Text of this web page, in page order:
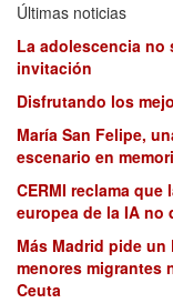
Últimas noticias
La adolescencia
invitación
Disfrutando los
María San Felipe,
escenario en
CERMI reclama
europea de la IA
Más Madrid pide un
menores migrantes
Ceuta